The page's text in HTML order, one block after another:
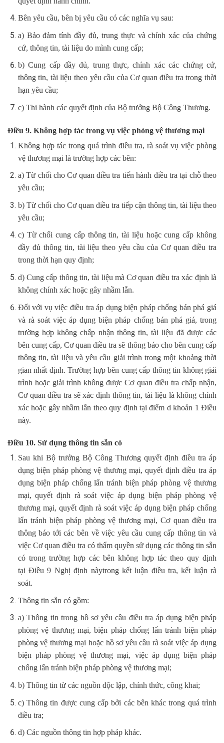
Bên yêu cầu, bên bị yêu cầu có các nghĩa vụ sau:
a) Bảo đảm tính đầy đủ, trung thực và chính xác của chứng
cứ, thông tin, tài liệu do mình cung cấp;
b) Cung cấp đầy đủ, trung thực, chính xác các chứng cứ,
thông tin, tài liệu theo yêu cầu của Cơ quan điều tra trong thời
hạn yêu cầu;
c) Thi hành các quyết định của Bộ trưởng Bộ Công Thương.
Điều 9. Không hợp tác trong vụ việc phòng vệ thương mại
Không hợp tác trong quá trình điều tra, rà soát vụ việc phòng
vệ thương mại là trường hợp các bên:
a) Từ chối cho Cơ quan điều tra tiến hành điều tra tại chỗ theo
yêu cầu;
b) Từ chối cho Cơ quan điều tra tiếp cận thông tin, tài liệu theo
yêu cầu;
c) Từ chối cung cấp thông tin, tài liệu hoặc cung cấp không
đầy đủ thông tin, tài liệu theo yêu cầu của Cơ quan điều tra
trong thời hạn quy định;
d) Cung cấp thông tin, tài liệu mà Cơ quan điều tra xác định là
không chính xác hoặc gây nhầm lẫn.
Đối với vụ việc điều tra áp dụng biện pháp chống bán phá giá
và rà soát việc áp dụng biện pháp chống bán phá giá, trong
trường hợp không chấp nhận thông tin, tài liệu đã được các
bên cung cấp, Cơ quan điều tra sẽ thông báo cho bên cung cấp
thông tin, tài liệu và yêu cầu giải trình trong một khoảng thời
gian nhất định. Trường hợp bên cung cấp thông tin không giải
trình hoặc giải trình không được Cơ quan điều tra chấp nhận,
Cơ quan điều tra sẽ xác định thông tin, tài liệu là không chính
xác hoặc gây nhầm lẫn theo quy định tại điểm d khoản 1 Điều
này.
Điều 10. Sử dụng thông tin sẵn có
Sau khi Bộ trưởng Bộ Công Thương quyết định điều tra áp
dụng biện pháp phòng vệ thương mại, quyết định điều tra áp
dụng biện pháp chống lẩn tránh biện pháp phòng vệ thương
mại, quyết định rà soát việc áp dụng biện pháp phòng vệ
thương mại, quyết định rà soát việc áp dụng biện pháp chống
lẩn tránh biện pháp phòng vệ thương mại, Cơ quan điều tra
thông báo tới các bên về việc yêu cầu cung cấp thông tin và
việc Cơ quan điều tra có thẩm quyền sử dụng các thông tin sẵn
có trong trường hợp các bên không hợp tác theo quy định
tại Điều 9 Nghị định nàytrong kết luận điều tra, kết luận rà
soát.
Thông tin sẵn có gồm:
a) Thông tin trong hồ sơ yêu cầu điều tra áp dụng biện pháp
phòng vệ thương mại, biện pháp chống lẩn tránh biện pháp
phòng vệ thương mại hoặc hồ sơ yêu cầu rà soát việc áp dụng
biện pháp phòng vệ thương mại, việc áp dụng biện pháp
chống lẩn tránh biện pháp phòng vệ thương mại;
b) Thông tin từ các nguồn độc lập, chính thức, công khai;
c) Thông tin được cung cấp bởi các bên khác trong quá trình
điều tra;
d) Các nguồn thông tin hợp pháp khác.